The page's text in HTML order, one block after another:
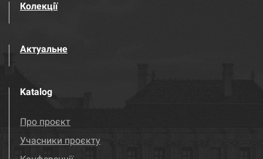
Колекції
Актуальне
Katalog
Про проєкт
Учасники проєкту